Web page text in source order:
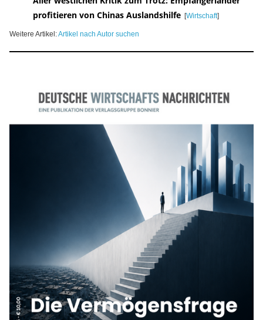
profitieren von Chinas Auslandshilfe [Wirtschaft]
Weitere Artikel:Artikel nach Autor suchen